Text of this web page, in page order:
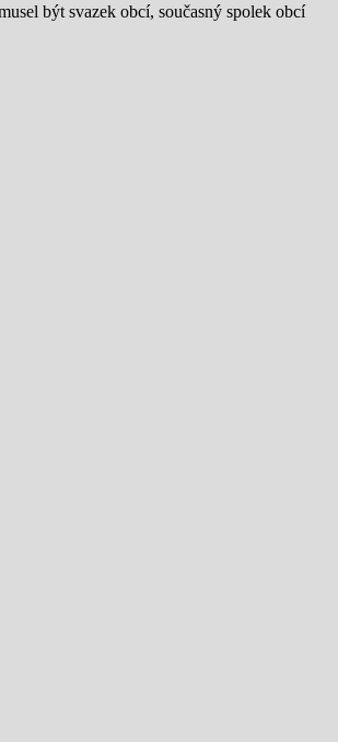
být svazek obcí, současný spolek obcí